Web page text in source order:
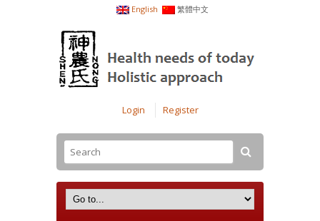
English 繁體中文
Login Register